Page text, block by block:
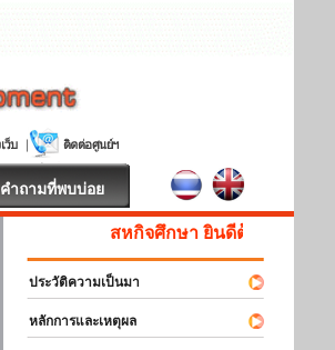
คำถามที่พบบ่อย
สหกิจศึกษา ยินดีต้อนรับ
ประวัติความเป็นมา
หลักการและเหตุผล